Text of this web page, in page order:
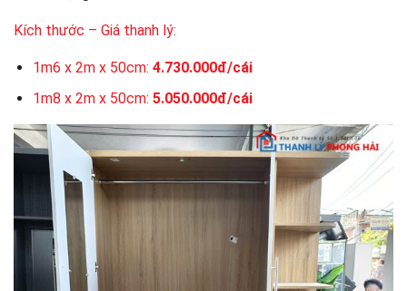
Kích thước – Giá thanh lý:
1m6 x 2m x 50cm: 4.730.000đ/cái
1m8 x 2m x 50cm: 5.050.000đ/cái